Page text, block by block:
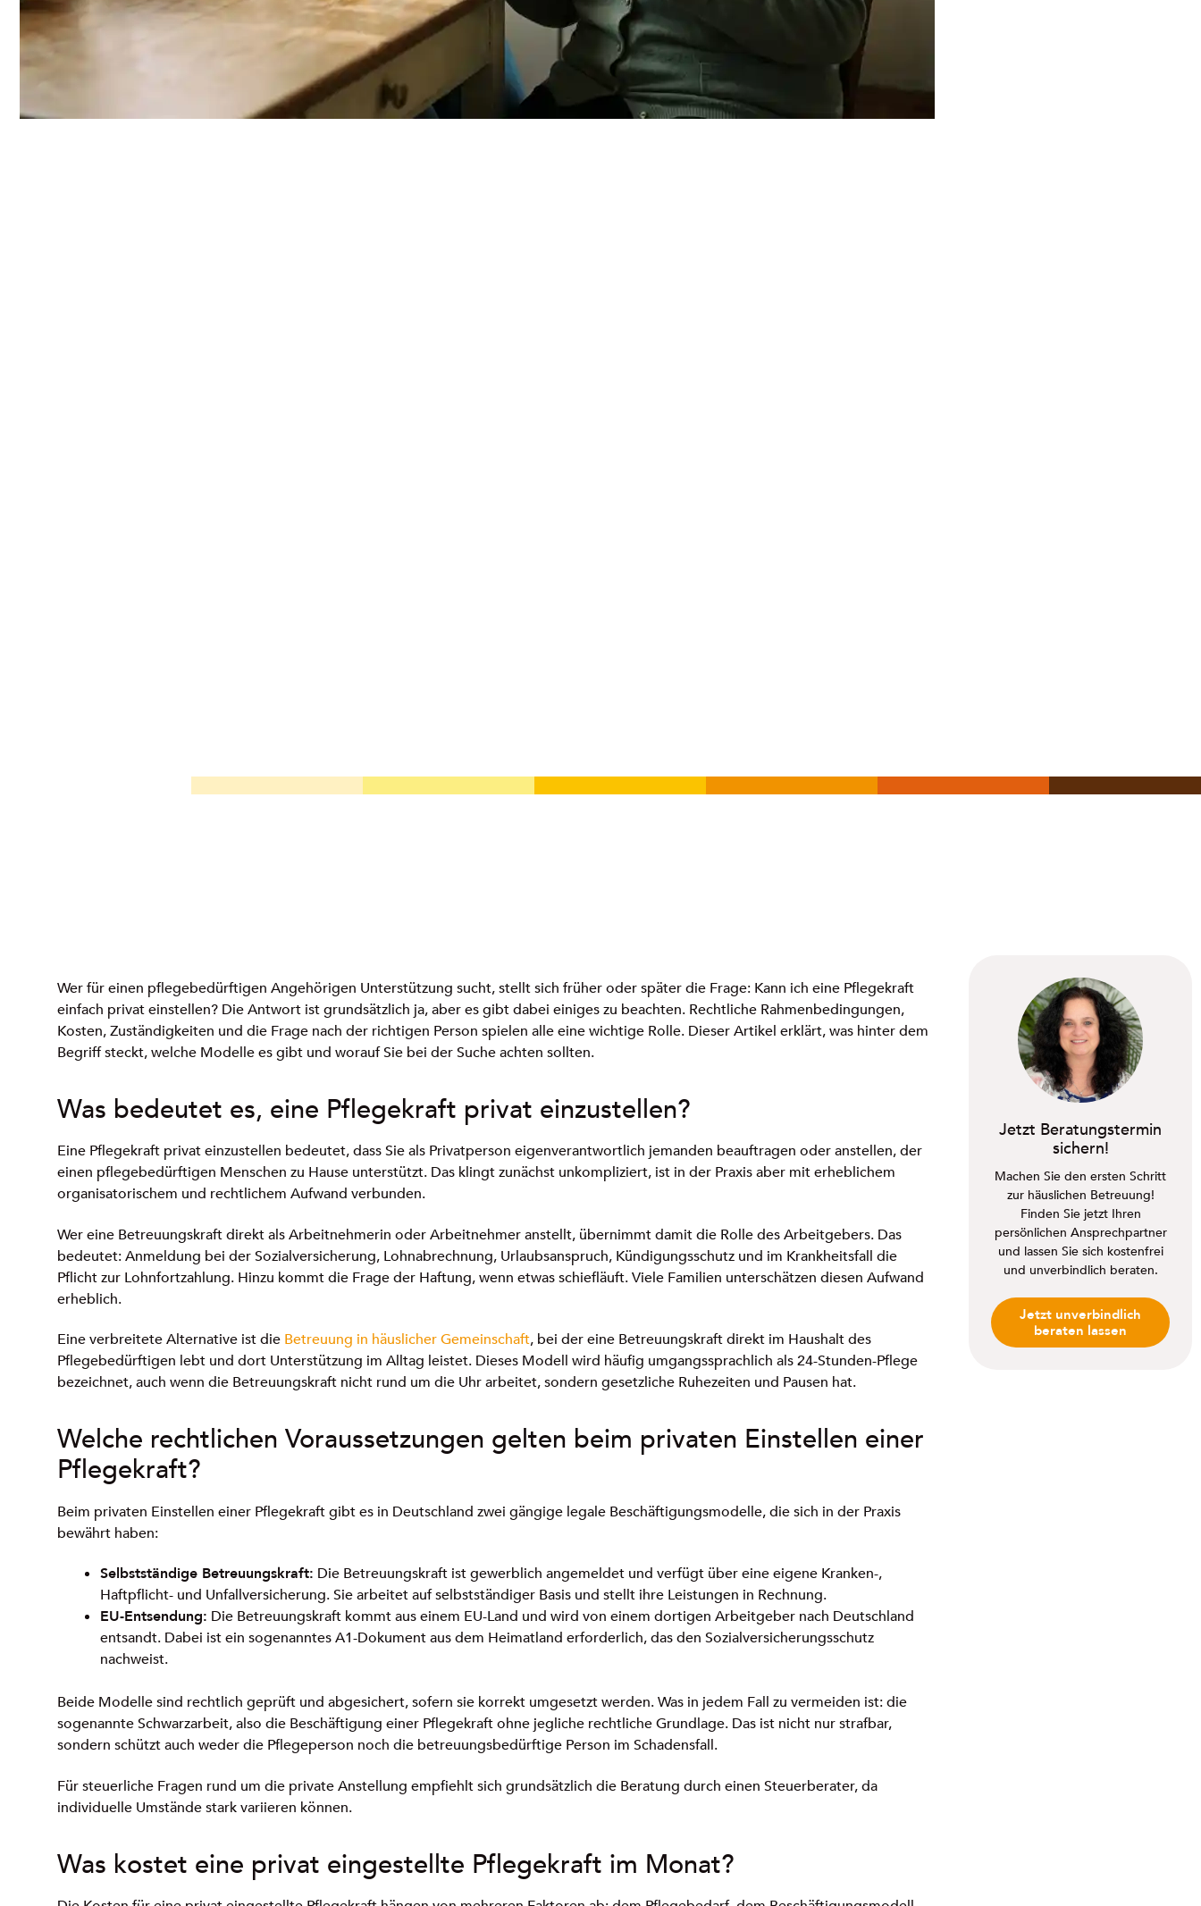
Wer für einen pflegebedürftigen Angehörigen Unterstützung sucht, stellt sich früher oder später die Frage: Kann ich eine Pflegekraft
einfach privat einstellen? Die Antwort ist grundsätzlich ja, aber es gibt dabei einiges zu beachten. Rechtliche Rahmenbedingungen,
Kosten, Zuständigkeiten und die Frage nach der richtigen Person spielen alle eine wichtige Rolle. Dieser Artikel erklärt, was hinter dem
Begriff steckt, welche Modelle es gibt und worauf Sie bei der Suche achten sollten.
Was bedeutet es, eine Pflegekraft privat einzustellen?
Eine Pflegekraft privat einzustellen bedeutet, dass Sie als Privatperson eigenverantwortlich jemanden beauftragen oder anstellen, der
einen pflegebedürftigen Menschen zu Hause unterstützt. Das klingt zunächst unkompliziert, ist in der Praxis aber mit erheblichem
organisatorischem und rechtlichem Aufwand verbunden.
Wer eine Betreuungskraft direkt als Arbeitnehmerin oder Arbeitnehmer anstellt, übernimmt damit die Rolle des Arbeitgebers. Das
bedeutet: Anmeldung bei der Sozialversicherung, Lohnabrechnung, Urlaubsanspruch, Kündigungsschutz und im Krankheitsfall die
Pflicht zur Lohnfortzahlung. Hinzu kommt die Frage der Haftung, wenn etwas schiefläuft. Viele Familien unterschätzen diesen Aufwand
erheblich.
Eine verbreitete Alternative ist die Betreuung in häuslicher Gemeinschaft, bei der eine Betreuungskraft direkt im Haushalt des
Pflegebedürftigen lebt und dort Unterstützung im Alltag leistet. Dieses Modell wird häufig umgangssprachlich als 24-Stunden-Pflege
bezeichnet, auch wenn die Betreuungskraft nicht rund um die Uhr arbeitet, sondern gesetzliche Ruhezeiten und Pausen hat.
Welche rechtlichen Voraussetzungen gelten beim privaten Einstellen einer
Pflegekraft?
Beim privaten Einstellen einer Pflegekraft gibt es in Deutschland zwei gängige legale Beschäftigungsmodelle, die sich in der Praxis
bewährt haben:
Selbstständige Betreuungskraft: Die Betreuungskraft ist gewerblich angemeldet und verfügt über eine eigene Kranken-,
Haftpflicht- und Unfallversicherung. Sie arbeitet auf selbstständiger Basis und stellt ihre Leistungen in Rechnung.
EU-Entsendung: Die Betreuungskraft kommt aus einem EU-Land und wird von einem dortigen Arbeitgeber nach Deutschland
entsandt. Dabei ist ein sogenanntes A1-Dokument aus dem Heimatland erforderlich, das den Sozialversicherungsschutz
nachweist.
Beide Modelle sind rechtlich geprüft und abgesichert, sofern sie korrekt umgesetzt werden. Was in jedem Fall zu vermeiden ist: die
sogenannte Schwarzarbeit, also die Beschäftigung einer Pflegekraft ohne jegliche rechtliche Grundlage. Das ist nicht nur strafbar,
sondern schützt auch weder die Pflegeperson noch die betreuungsbedürftige Person im Schadensfall.
Für steuerliche Fragen rund um die private Anstellung empfiehlt sich grundsätzlich die Beratung durch einen Steuerberater, da
individuelle Umstände stark variieren können.
Was kostet eine privat eingestellte Pflegekraft im Monat?
Jetzt Beratungstermin
sichern!
Machen Sie den ersten Schritt
zur häuslichen Betreuung!
Finden Sie jetzt Ihren
persönlichen Ansprechpartner
und lassen Sie sich kostenfrei
und unverbindlich beraten.
Jetzt unverbindlich
beraten lassen